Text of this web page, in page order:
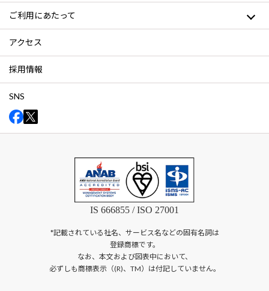
ご利用にあたって
アクセス
採用情報
SNS
IS 666855 / ISO 27001
*記載されている社名、サービス名などの固有名詞は
登録商標です。
なお、本文および図表中において、
必ずしも商標表示（(R)、TM）は付記していません。